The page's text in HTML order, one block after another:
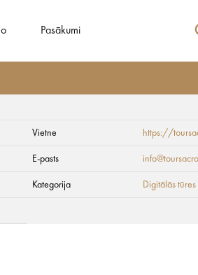
Pasākumi
ceļvedis
Vietne https://
E-pasts
Kategorija Digitālās tūres